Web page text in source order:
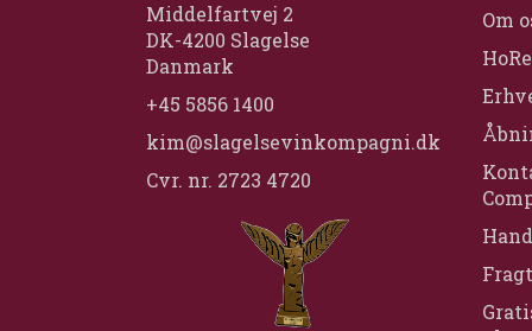
Middelfartvej 2
DK-4200 Slagelse
Danmark
+45 5856 1400
kim@slagelsevinkompagni.dk
Cvr. nr. 2723 4720
Om
Fragt